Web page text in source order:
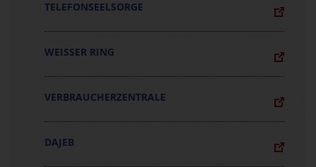
TELEFONSEELSORGE
WEISSER RING
VERBRAUCHERZENTRALE
DAJEB